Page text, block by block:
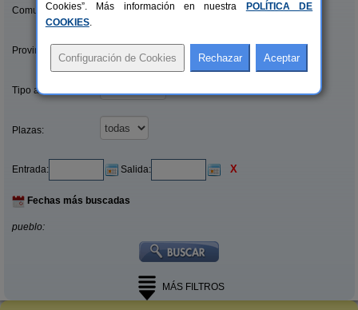
Comunidades:
Provincias/Islas:
Tipo alquiler:
Plazas:
Entrada: Salida: X
Fechas más buscadas
pueblo:
MÁS FILTROS
Cookies”. Más información en nuestra
POLÍTICA DE
COOKIES.